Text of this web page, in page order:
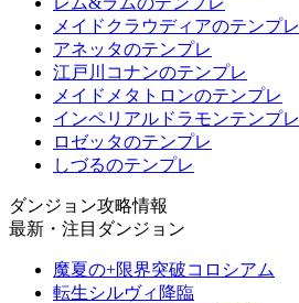
メイドクラウディアのテンプレ
アネッタのテンプレ
江戸川コナンのテンプレ
メイドメタトロンのテンプレ
インペリアルドラモンテンプレ
ロゼッタのテンプレ
しづるのテンプレ
ダンジョン攻略情報
最新・注目ダンジョン
魔夏の+限界突破コロシアム
転生シルヴィ降臨